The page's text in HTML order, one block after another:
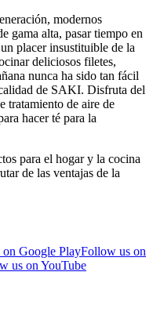
modernos
gama alta, pasar tiempo en
placer insustituible de la
deliciosos filetes,
nunca ha sido tan fácil
de SAKI. Disfruta del
tratamiento de aire de
hacer té para la
para el hogar y la cocina
de las ventajas de la
Google PlayFollow us on
us on YouTube